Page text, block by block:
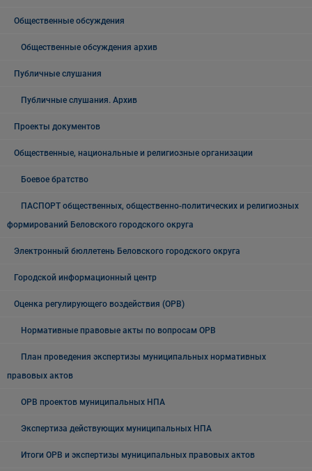
Общественные обсуждения
Общественные обсуждения архив
Публичные слушания
Публичные слушания. Архив
Проекты документов
Общественные, национальные и религиозные организации
Боевое братство
ПАСПОРТ общественных, общественно-политических и религиозных
формирований Беловского городского округа
Электронный бюллетень Беловского городского округа
Городской информационный центр
Оценка регулирующего воздействия (ОРВ)
Нормативные правовые акты по вопросам ОРВ
План проведения экспертизы муниципальных нормативных
правовых актов
ОРВ проектов муниципальных НПА
Экспертиза действующих муниципальных НПА
Итоги ОРВ и экспертизы муниципальных правовых актов